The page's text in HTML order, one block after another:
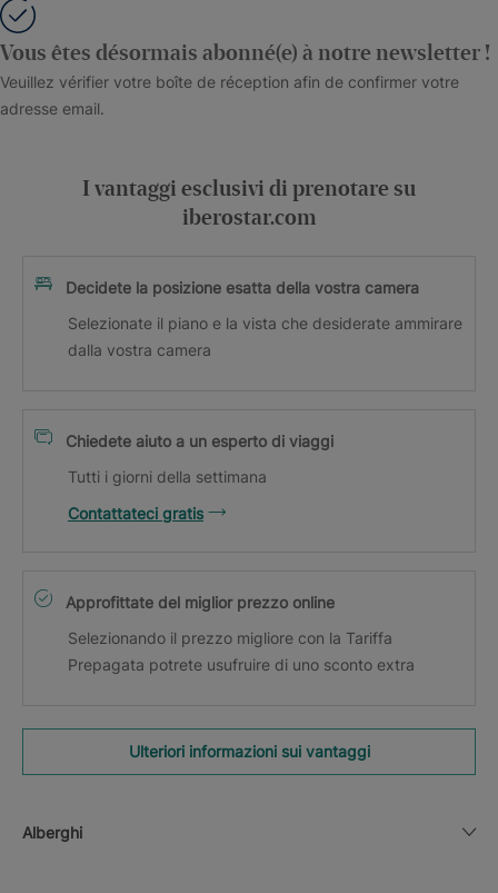
Vous êtes désormais abonné(e) à notre newsletter !
Veuillez vérifier votre boîte de réception afin de confirmer votre
adresse email.
I vantaggi esclusivi di prenotare su
iberostar.com
Decidete la posizione esatta della vostra camera
Selezionate il piano e la vista che desiderate ammirare
dalla vostra camera
Chiedete aiuto a un esperto di viaggi
Tutti i giorni della settimana
Contattateci gratis
Approfittate del miglior prezzo online
Selezionando il prezzo migliore con la Tariffa
Prepagata potrete usufruire di uno sconto extra
Ulteriori informazioni sui vantaggi
Alberghi